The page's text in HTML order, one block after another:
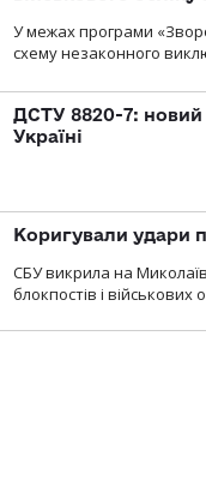
У межах програми
схему незаконного
ДСТУ 8820-7: новий
Україні
Коригували удари
СБУ викрила на
блокпостів і військових